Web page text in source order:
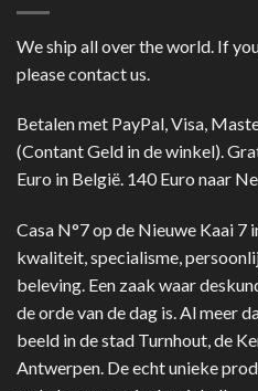
We ship all over the world. If
please contact us.
Betalen met PayPal, Visa,
(Contant Geld in de winkel).
Euro in België. 140 Euro naar
Casa N°7 op de Nieuwe Kaai
kwaliteit, specialisme,
beleving. Een zaak waar
de orde van de dag is. Al meer
beeld in de stad Turnhout, de
Antwerpen. De echt unieke